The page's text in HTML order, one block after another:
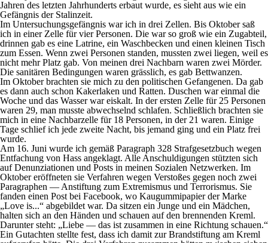
Jahren des letzten Jahrhunderts erbaut wurde, es sieht aus wie ein
Gefängnis der Stalinzeit.
Im Untersuchungsgefängnis war ich in drei Zellen. Bis Oktober saß
ich in einer Zelle für vier Personen. Die war so groß wie ein Zugabteil,
drinnen gab es eine Latrine, ein Waschbecken und einen kleinen Tisch
zum Essen. Wenn zwei Personen standen, mussten zwei liegen, weil es
nicht mehr Platz gab. Von meinen drei Nachbarn waren zwei Mörder.
Die sanitären Bedingungen waren grässlich, es gab Bettwanzen.
Im Oktober brachten sie mich zu den politischen Gefangenen. Da gab
es dann auch schon Kakerlaken und Ratten. Duschen war einmal die
Woche und das Wasser war eiskalt. In der ersten Zelle für 25 Personen
waren 29, man musste abwechselnd schlafen. Schließlich brachten sie
mich in eine Nachbarzelle für 18 Personen, in der 21 waren. Einige
Tage schlief ich jede zweite Nacht, bis jemand ging und ein Platz frei
wurde.
Am 16. Juni wurde ich gemäß Paragraph 328 Strafgesetzbuch wegen
Entfachung von Hass angeklagt. Alle Anschuldigungen stützten sich
auf Denunziationen und Posts in meinen Sozialen Netzwerken. Im
Oktober eröffneten sie Verfahren wegen Verstoßes gegen noch zwei
Paragraphen — Anstiftung zum Extremismus und Terrorismus. Sie
fanden einen Post bei Facebook, wo Kaugummipapier der Marke
„Love is...“ abgebildet war. Da sitzen ein Junge und ein Mädchen,
halten sich an den Händen und schauen auf den brennenden Kreml.
Darunter steht: „Liebe — das ist zusammen in eine Richtung schauen.“
Ein Gutachten stellte fest, dass ich damit zur Brandstiftung am Kreml